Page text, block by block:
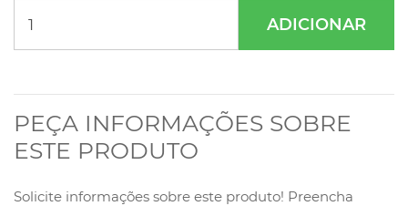
ADICIONAR
PEÇA INFORMAÇÕES SOBRE
ESTE PRODUTO
Solicite informações sobre este produto! Preencha